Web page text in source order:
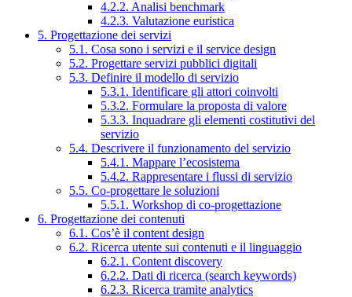
4.2.2. Analisi benchmark
4.2.3. Valutazione euristica
5. Progettazione dei servizi
5.1. Cosa sono i servizi e il service design
5.2. Progettare servizi pubblici digitali
5.3. Definire il modello di servizio
5.3.1. Identificare gli attori coinvolti
5.3.2. Formulare la proposta di valore
5.3.3. Inquadrare gli elementi costitutivi del
servizio
5.4. Descrivere il funzionamento del servizio
5.4.1. Mappare l’ecosistema
5.4.2. Rappresentare i flussi di servizio
5.5. Co-progettare le soluzioni
5.5.1. Workshop di co-progettazione
6. Progettazione dei contenuti
6.1. Cos’è il content design
6.2. Ricerca utente sui contenuti e il linguaggio
6.2.1. Content discovery
6.2.2. Dati di ricerca (search keywords)
6.2.3. Ricerca tramite analytics